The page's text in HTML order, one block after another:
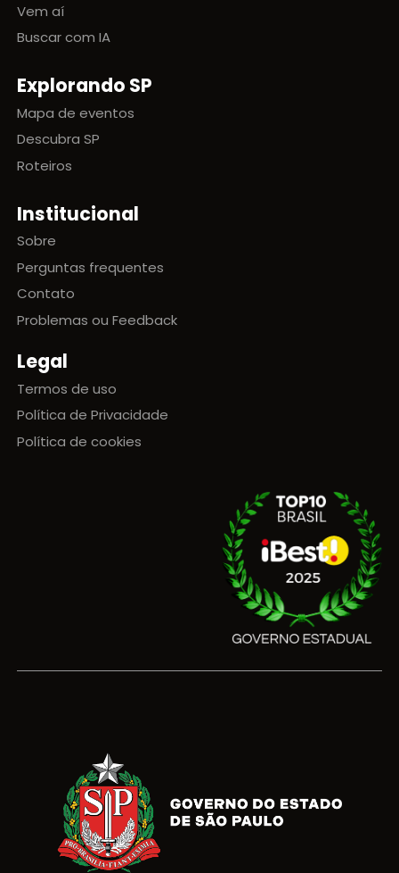
Vem aí
Buscar com IA
Explorando SP
Mapa de eventos
Descubra SP
Roteiros
Institucional
Sobre
Perguntas frequentes
Contato
Problemas ou Feedback
Legal
Termos de uso
Política de Privacidade
Política de cookies